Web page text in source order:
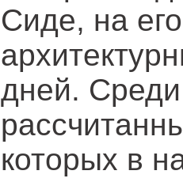
Сиде, на
дней.
которых в